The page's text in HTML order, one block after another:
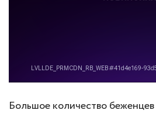
Большое количество беженцев